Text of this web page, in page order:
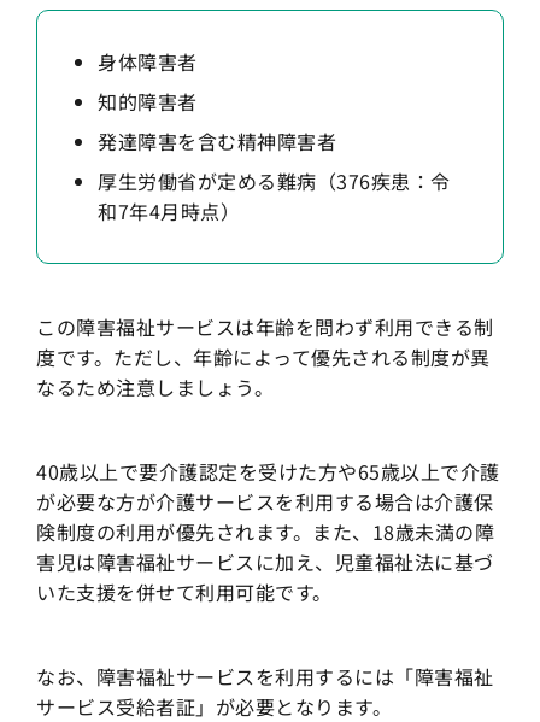
身体障害者
知的障害者
発達障害を含む精神障害者
厚生労働省が定める難病（376疾患：令
和7年4月時点）
この障害福祉サービスは年齢を問わず利用できる制
度です。ただし、年齢によって優先される制度が異
なるため注意しましょう。
40歳以上で要介護認定を受けた方や65歳以上で介護
が必要な方が介護サービスを利用する場合は介護保
険制度の利用が優先されます。また、18歳未満の障
害児は障害福祉サービスに加え、児童福祉法に基づ
いた支援を併せて利用可能です。
なお、障害福祉サービスを利用するには「障害福祉
サービス受給者証」が必要となります。